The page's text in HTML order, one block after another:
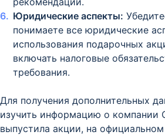
Юридические аспекты:
понимаете все юридические
использования подарочных
включать налоговые
требования.
Для получения дополнительных
изучить информацию о компании
выпустила акции, на